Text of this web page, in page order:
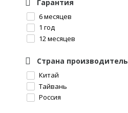
Гарантия
6 месяцев
1 год
12 месяцев
Страна производитель
Китай
Тайвань
Россия